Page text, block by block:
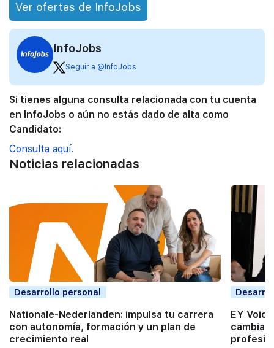
Ver ofertas de InfoJobs
InfoJobs
Seguir a @InfoJobs
Si tienes alguna consulta relacionada con tu cuenta
en InfoJobs o aún no estás dado de alta como
Candidato:
Consulta aquí.
Noticias relacionadas
Desarrollo personal
Nationale-Nederlanden: impulsa tu carrera
con autonomía, formación y un plan de
crecimiento real
EY
cambiar